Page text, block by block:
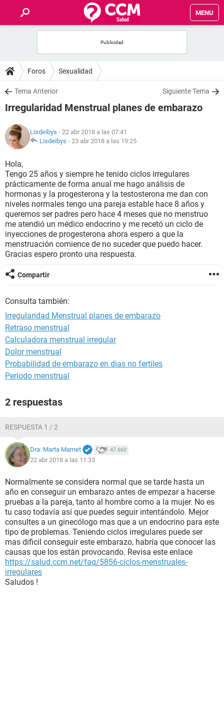
MENU
FOROS
SALUD
FAMILIA
NUTRICIÓN
BIENESTAR
SEXUALIDAD
GLOSARIO
Foros Sexualidad
Tema Anterior Siguiente Tema
Irregularidad Menstrual planes de embarazo
Lisdeibys - 22 abr 2018 a las 07:41
Lisdeibys - 23 abr 2018 a las 19:25
Hola,
Tengo 25 años y siempre he tenido ciclos irregulares
prácticamente de forma anual me hago análisis de
hormonas y la progesterona y la testosterona me dan con
niveles normales tengo una pareja estable hace 8 años y
queremos ser padres pero hace 4 meses que no menstruo
me atendió un médico endocrino y me recetó un ciclo de
inyecciones de progesterona ahora espero a que la
menstruación comience de no suceder que puedo hacer.
Gracias espero pronto una respuesta.
Compartir
Consulta también:
Irregularidad Menstrual planes de embarazo
Retraso menstrual
Calculadora menstrual irregular
Dolor menstrual
Probabilidad de embarazo en dias no fertiles
Periodo menstrual
2 respuestas
RESPUESTA 1 / 2
Dra. Marta Marnet 47.660
22 abr 2018 a las 11:33
Normalmente se considera normal que se tarde hasta un
año en conseguir un embarazo antes de empezar a hacerse
pruebas a la pareja, tanto al hombre como a la mujer. No es
tu caso todavía así que puedes seguir intentándolo. Mejor
consultes a un ginecólogo mas que a un endocrino para este
tipo de problemas. Teniendo ciclos irregulares puede ser
mas dificil conseguir este embarazo, habría que conocer las
causas que los están provocando. Revisa este enlace
https://salud.ccm.net/faq/5856-ciclos-menstruales-
irregulares
Saludos !